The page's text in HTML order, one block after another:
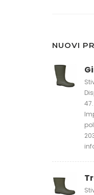
NUOVI